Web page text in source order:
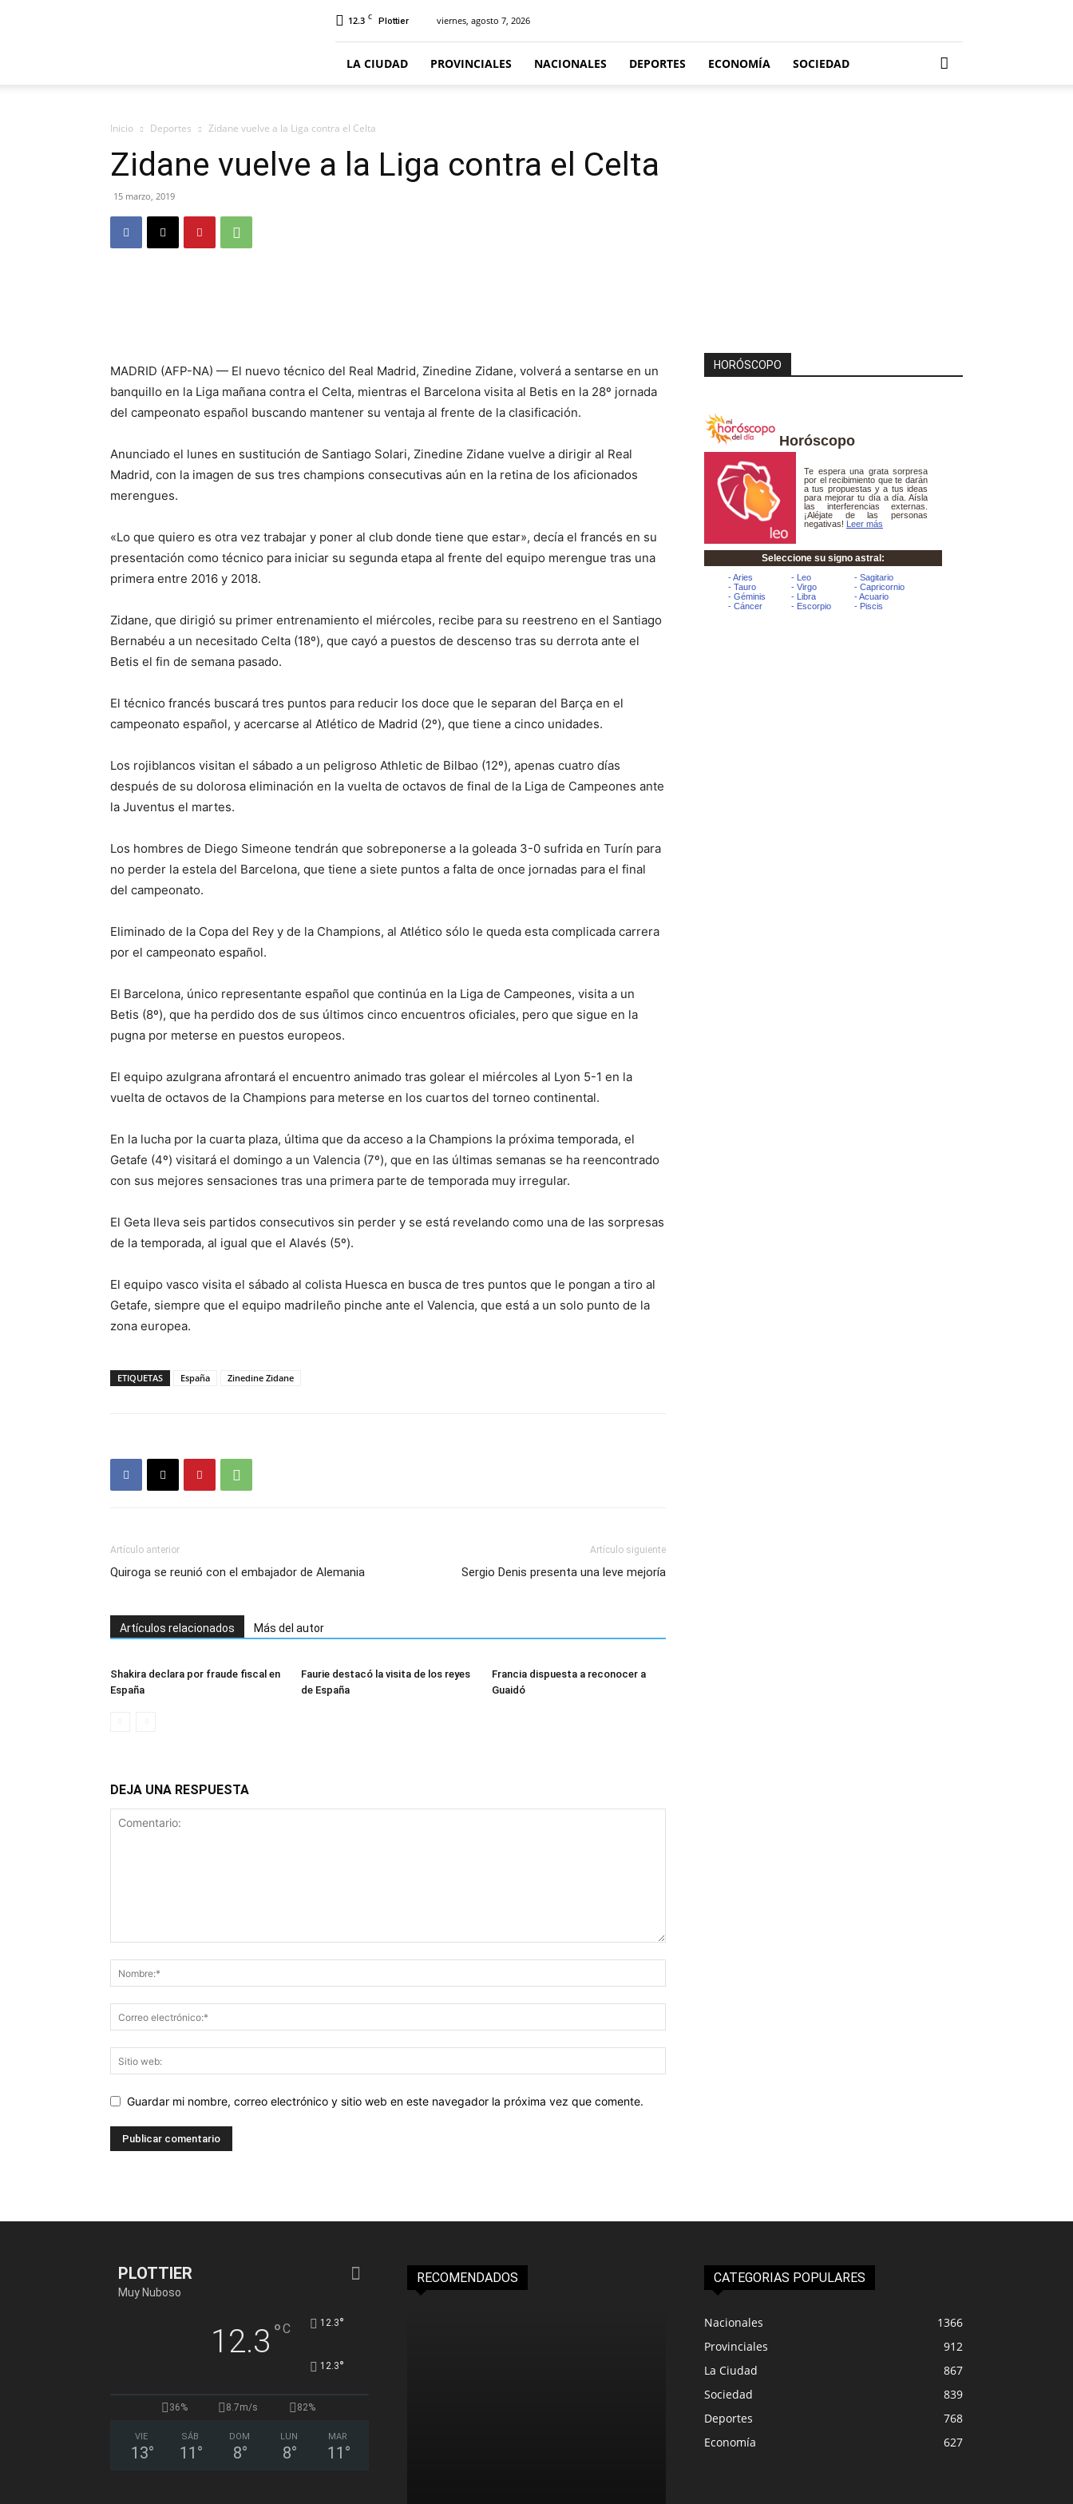
12.3 C Plottier viernes, agosto 7, 2026
LA CIUDAD PROVINCIALES NACIONALES DEPORTES ECONOMÍA SOCIEDAD
Inicio Deportes Zidane vuelve a la Liga contra el Celta
Zidane vuelve a la Liga contra el Celta
15 marzo, 2019
MADRID (AFP-NA) — El nuevo técnico del Real Madrid, Zinedine Zidane, volverá a sentarse en un
banquillo en la Liga mañana contra el Celta, mientras el Barcelona visita al Betis en la 28º jornada
del campeonato español buscando mantener su ventaja al frente de la clasificación.
Anunciado el lunes en sustitución de Santiago Solari, Zinedine Zidane vuelve a dirigir al Real
Madrid, con la imagen de sus tres champions consecutivas aún en la retina de los aficionados
merengues.
«Lo que quiero es otra vez trabajar y poner al club donde tiene que estar», decía el francés en su
presentación como técnico para iniciar su segunda etapa al frente del equipo merengue tras una
primera entre 2016 y 2018.
Zidane, que dirigió su primer entrenamiento el miércoles, recibe para su reestreno en el Santiago
Bernabéu a un necesitado Celta (18º), que cayó a puestos de descenso tras su derrota ante el
Betis el fin de semana pasado.
El técnico francés buscará tres puntos para reducir los doce que le separan del Barça en el
campeonato español, y acercarse al Atlético de Madrid (2º), que tiene a cinco unidades.
Los rojiblancos visitan el sábado a un peligroso Athletic de Bilbao (12º), apenas cuatro días
después de su dolorosa eliminación en la vuelta de octavos de final de la Liga de Campeones ante
la Juventus el martes.
Los hombres de Diego Simeone tendrán que sobreponerse a la goleada 3-0 sufrida en Turín para
no perder la estela del Barcelona, que tiene a siete puntos a falta de once jornadas para el final
del campeonato.
Eliminado de la Copa del Rey y de la Champions, al Atlético sólo le queda esta complicada carrera
por el campeonato español.
El Barcelona, único representante español que continúa en la Liga de Campeones, visita a un
Betis (8º), que ha perdido dos de sus últimos cinco encuentros oficiales, pero que sigue en la
pugna por meterse en puestos europeos.
El equipo azulgrana afrontará el encuentro animado tras golear el miércoles al Lyon 5-1 en la
vuelta de octavos de la Champions para meterse en los cuartos del torneo continental.
En la lucha por la cuarta plaza, última que da acceso a la Champions la próxima temporada, el
Getafe (4º) visitará el domingo a un Valencia (7º), que en las últimas semanas se ha reencontrado
con sus mejores sensaciones tras una primera parte de temporada muy irregular.
El Geta lleva seis partidos consecutivos sin perder y se está revelando como una de las sorpresas
de la temporada, al igual que el Alavés (5º).
El equipo vasco visita el sábado al colista Huesca en busca de tres puntos que le pongan a tiro al
Getafe, siempre que el equipo madrileño pinche ante el Valencia, que está a un solo punto de la
zona europea.
ETIQUETAS España Zinedine Zidane
Artículo anterior
Quiroga se reunió con el embajador de Alemania
Artículo siguiente
Sergio Denis presenta una leve mejoría
Artículos relacionados Más del autor
Shakira declara por fraude fiscal en
España
Faurie destacó la visita de los reyes
de España
Francia dispuesta a reconocer a
Guaidó
DEJA UNA RESPUESTA
Guardar mi nombre, correo electrónico y sitio web en este navegador la próxima vez que comente.
HORÓSCOPO
Horóscopo
PLOTTIER
Muy Nuboso
12.3 °C 12.3°
12.3°
36% 8.7m/s 82%
VIE
13°
SÁB
11 °
DOM
8°
LUN
8°
MAR
11 °
RECOMENDADOS CATEGORIAS POPULARES
Nacionales
1366
Provinciales
912
La Ciudad
867
Sociedad
839
Deportes
768
Economía
627